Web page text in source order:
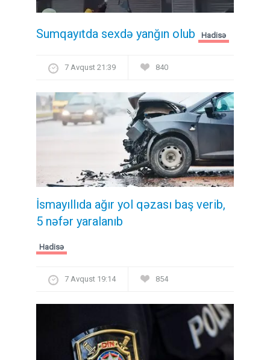
Sumqayıtda sexdə yanğın olub Hadisə
7 Avqust 21:39 840
İsmayıllıda ağır yol qəzası baş verib,
5 nəfər yaralanıb
Hadisə
7 Avqust 19:14 854